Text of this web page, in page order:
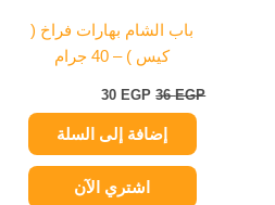
باب الشام بهارات فراخ (
كيس ) – 40 جرام
36EGP
30 EGP
إضافة إلى السلة
اشتري الآن